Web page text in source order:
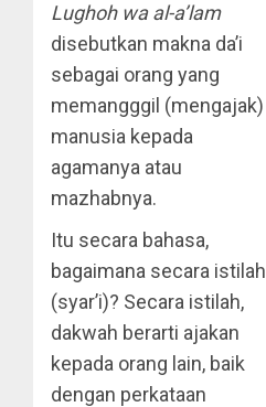
Lughoh wa al-a’lam
disebutkan makna da’i
sebagai orang yang
memangggil (mengajak)
manusia kepada
agamanya atau
mazhabnya.
Itu secara bahasa,
bagaimana secara istilah
(syar’i)? Secara istilah,
dakwah berarti ajakan
kepada orang lain, baik
dengan perkataan